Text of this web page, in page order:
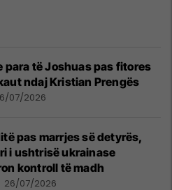
para të Joshuas pas fitores
ndaj Kristian Prengës
07/2026
pas marrjes së detyrës,
i ushtrisë ukrainase
kontroll të madh
26/07/2026